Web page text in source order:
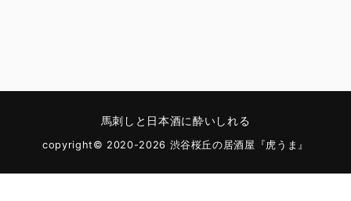
馬刺しと日本酒に酔いしれる
copyright© 2020-2026 渋谷桜丘の居酒屋『虎うま』